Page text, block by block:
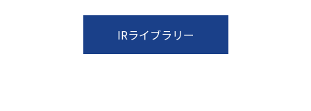
IRライブラリー